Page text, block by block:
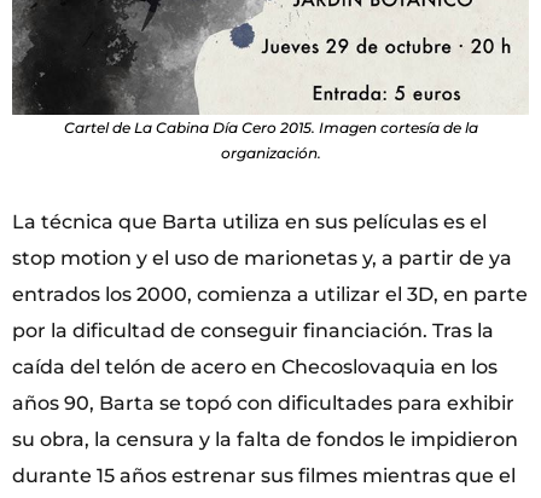
Cartel de La Cabina Día Cero 2015. Imagen cortesía de la
organización.
La técnica que Barta utiliza en sus películas es el
stop motion y el uso de marionetas y, a partir de ya
entrados los 2000, comienza a utilizar el 3D, en parte
por la dificultad de conseguir financiación. Tras la
caída del telón de acero en Checoslovaquia en los
años 90, Barta se topó con dificultades para exhibir
su obra, la censura y la falta de fondos le impidieron
durante 15 años estrenar sus filmes mientras que el